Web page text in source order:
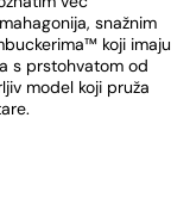
snažnim
koji imaju
s prstohvatom od
model koji pruža